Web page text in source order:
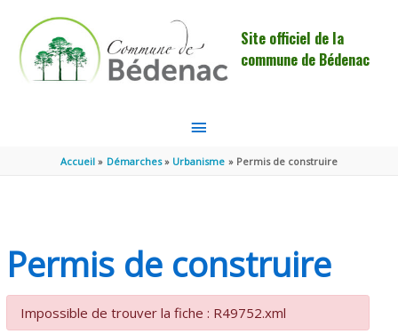
Site officiel de la
commune de Bédenac
MENU
PRINCIPAL
Accueil Démarches Urbanisme Permis de construire
Permis de construire
Impossible de trouver la fiche : R49752.xml